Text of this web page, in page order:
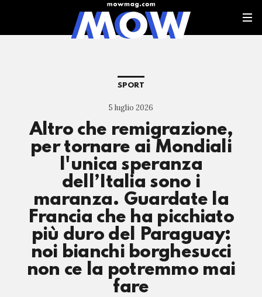
SPORT
5 luglio 2026
Altro che remigrazione,
per tornare ai Mondiali
l'unica speranza
dell’Italia sono i
maranza. Guardate la
Francia che ha picchiato
più duro del Paraguay:
noi bianchi borghesucci
non ce la potremmo mai
fare